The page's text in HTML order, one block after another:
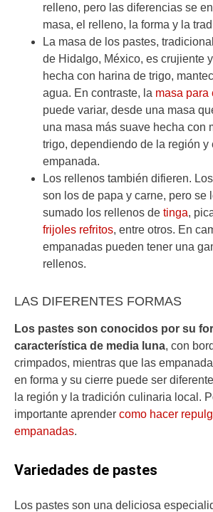
relleno, pero las diferencias se
masa, el relleno, la forma y la
La masa de los pastes,
de Hidalgo, México, es crujiente
hecha con harina de trigo,
agua. En contraste, la masa para
puede variar, desde una masa
una masa más suave hecha con
trigo, dependiendo de la región y
empanada.
Los rellenos también difieren.
son los de papa y carne, pero se
sumado los rellenos de tinga,
frijoles refritos, entre otros. En
empanadas pueden tener una
rellenos.
LAS DIFERENTES FORMAS
Los pastes son conocidos por su
característica de media luna, con
crimpados, mientras que las
en forma y su cierre puede ser
la región y la tradición culinaria local.
importante aprender como hacer
empanadas.
Variedades de pastes
Los pastes son una deliciosa